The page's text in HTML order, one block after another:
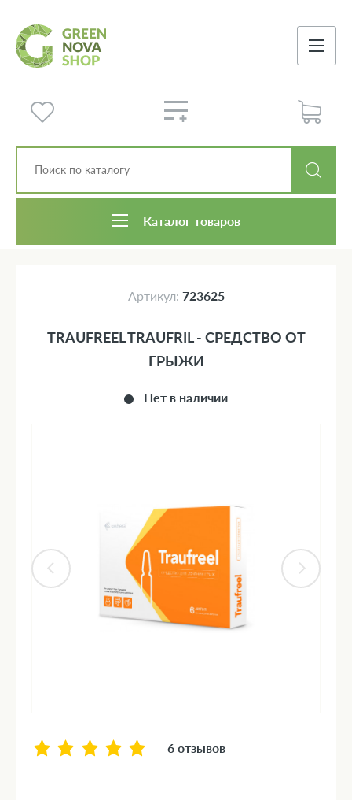
Каталог товаров
Артикул: 723625
Нет в наличии
TRAUFREEL TRAUFRIL - СРЕДСТВО ОТ
ГРЫЖИ
6 отзывов